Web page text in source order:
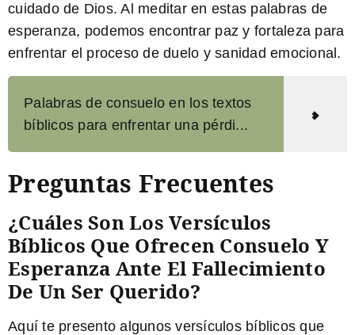
cuidado de Dios. Al meditar en estas palabras de
esperanza, podemos encontrar paz y fortaleza para
enfrentar el proceso de duelo y sanidad emocional.
Palabras de consuelo en los textos
bíblicos para enfrentar una pérdi...
Preguntas Frecuentes
¿Cuáles Son Los Versículos
Bíblicos Que Ofrecen Consuelo Y
Esperanza Ante El Fallecimiento
De Un Ser Querido?
Aquí te presento algunos versículos bíblicos que